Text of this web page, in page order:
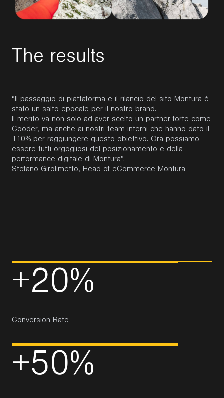
T he results
“Il passaggio di piattaforma e il rilancio del sito Montura è
stato un salto epocale per il nostro brand.
Il merito va non solo ad aver scelto un partner forte come
Cooder, ma anche ai nostri team interni che hanno dato il
110% per raggiungere questo obiettivo. Ora possiamo
essere tutti orgogliosi del posizionamento e della
performance digitale di Montura”.
Stefano Girolimetto, Head of eCommerce Montura
+20%
Conversion Rate
+50%